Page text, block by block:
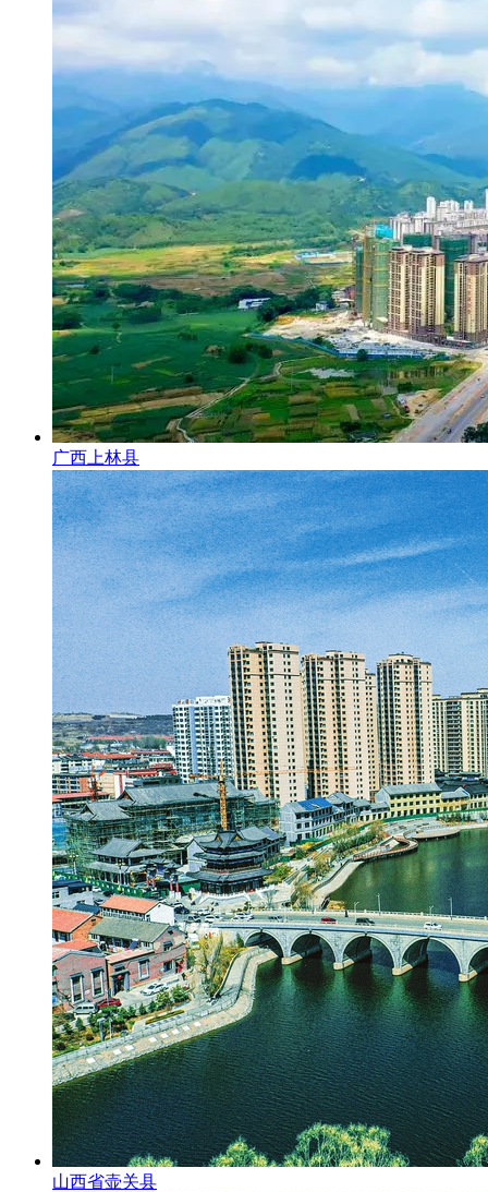
广西上林县
山西省壶关县